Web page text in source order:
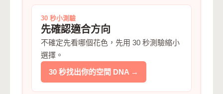
30 秒小測驗
先確認適合方向
不確定先看哪個花色，先用 30 秒測驗縮小
選擇。
30 秒找出你的空間 DNA →